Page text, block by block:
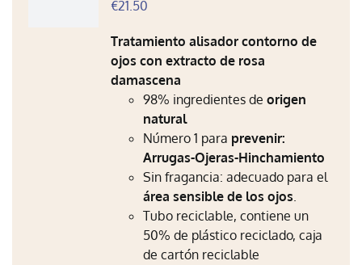
€21.50
Tratamiento alisador contorno de
ojos con extracto de rosa
damascena
98% ingredientes deorigen
natural
Número 1 para prevenir:
Arrugas-Ojeras-Hinchamiento
Sin fragancia: adecuado para el
área sensible de los ojos.
Tubo reciclable, contiene un
50% de plástico reciclado, caja
de cartón reciclable